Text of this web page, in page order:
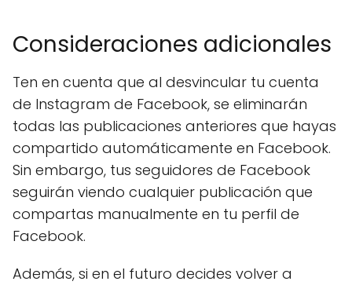
Consideraciones adicionales
Ten en cuenta que al desvincular tu cuenta
de Instagram de Facebook, se eliminarán
todas las publicaciones anteriores que hayas
compartido automáticamente en Facebook.
Sin embargo, tus seguidores de Facebook
seguirán viendo cualquier publicación que
compartas manualmente en tu perfil de
Facebook.
Además, si en el futuro decides volver a